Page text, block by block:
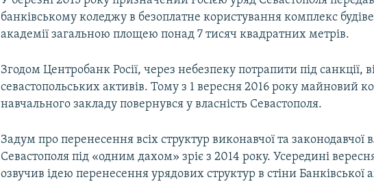
банківському коледжу в безоплатне користування комплекс
академії загальною площею понад 7 тисяч квадратних метрів.
Згодом Центробанк Росії, через небезпеку потрапити під санкції,
севастопольських активів. Тому з 1 вересня 2016 року майновий
навчального закладу повернувся у власність Севастополя.
Задум про перенесення всіх структур виконавчої та законодавчої
Севастополя під «одним дахом» зріє з 2014 року. Усередині
озвучив ідею перенесення урядових структур в стіни Банківської